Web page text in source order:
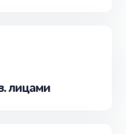
лицами